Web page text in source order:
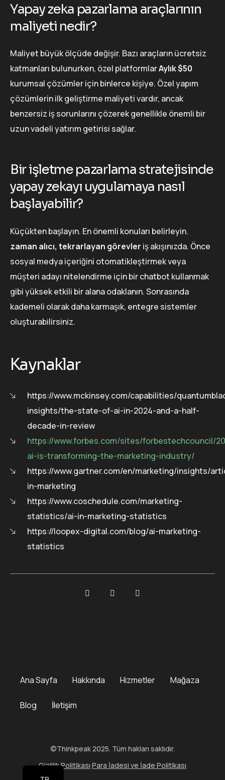
Yapay zeka pazarlama araçlarının
maliyeti nedir?
Maliyet büyük ölçüde değişir. Bazı araçların ücretsiz
katmanları bulunurken, özel platformlarAylık $50
kurumsal çözümler için binlerce kişiye. Özel yapım
çözümlerin ilk geliştirme maliyeti vardır, ancak
benzersiz iş sorunlarını çözerek genellikle önemli bir
uzun vadeli yatırım getirisi sağlar.
Bir işletme pazarlama stratejisinde
yapay zekayı uygulamaya nasıl
başlayabilir?
Küçükten başlayın. En önemli konuları belirleyin.
zaman alıcı, tekrarlayan görevler iş akışınızda. Önce
sosyal medya içeriğini otomatikleştirmek veya
müşteri adayı nitelendirme için bir chatbot kullanmak
gibi yüksek etkili bir alana odaklanın. Sonrasında
kademeli olarak daha karmaşık, entegre sistemler
oluşturabilirsiniz.
Kaynaklar
https://www.mckinsey.com/capabilities/
insights/the-state-of-ai-in-2024-and-a-half-
decade-in-review
https://www.forbes.com/sites/forbestechcouncil/
ai-is-transforming-the-marketing-industry/
https://www.gartner.com/en/marketing/insights/
in-marketing
https://www.coschedule.com/marketing-
statistics/ai-in-marketing-statistics
https://loopex-digital.com/blog/ai-marketing-
statistics
Ana Sayfa Hakkında Hizmetler Mağaza
Blog İletişim
©Thinkpeak 2025. Tüm hakları saklıdır.
Gizlilik Politikası Para İadesi ve İade Politikası